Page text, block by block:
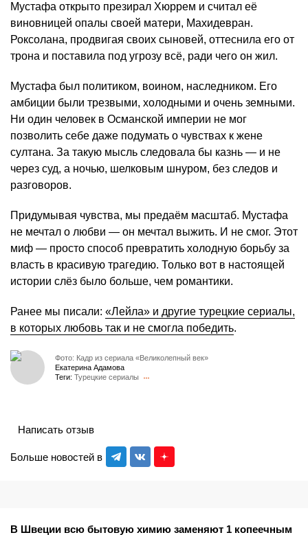
Мустафа открыто презирал Хюррем и считал её
виновницей опалы своей матери, Махидевран.
Роксолана, продвигая своих сыновей, оттеснила его от
трона и поставила под угрозу всё, ради чего он жил.
Мустафа был политиком, воином, наследником. Его
амбиции были трезвыми, холодными и очень земными.
Ни один человек в Османской империи не мог
позволить себе даже подумать о чувствах к жене
султана. За такую мысль следовала бы казнь — и не
через суд, а ночью, шелковым шнуром, без следов и
разговоров.
Придумывая чувства, мы предаём масштаб. Мустафа
не мечтал о любви — он мечтал выжить. И не смог. Этот
миф — просто способ превратить холодную борьбу за
власть в красивую трагедию. Только вот в настоящей
истории слёз было больше, чем романтики.
Ранее мы писали: «Лейла» и другие турецкие сериалы,
в которых любовь так и не смогла победить.
Фото: Кадр из сериала «Великолепный век»
Екатерина Адамова
Теги: Турецкие сериалы
Больше новостей в
Написать отзыв
В Швеции всю бытовую химию заменяют 1 копеечным